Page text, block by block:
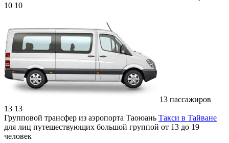
10 10
13 пассажиров
13 13
Групповой трансфер из аэропорта Таоюань Такси в Тайване
для лиц путешествующих большой группой от 13 до 19
человек